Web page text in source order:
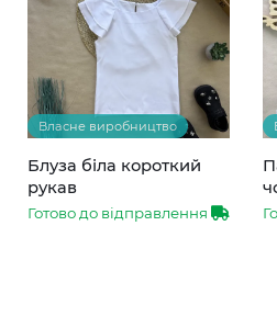
Власне виробництво
Блуза біла короткий
рукав
Готово до відправлення